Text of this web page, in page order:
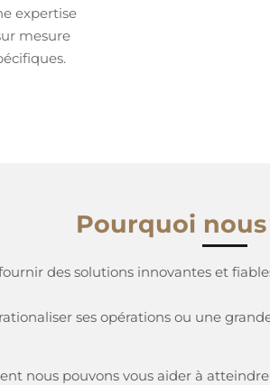
expertise
mesure
Pourquoi
des solutions innovantes et
ses opérations ou une
nous pouvons vous aider à